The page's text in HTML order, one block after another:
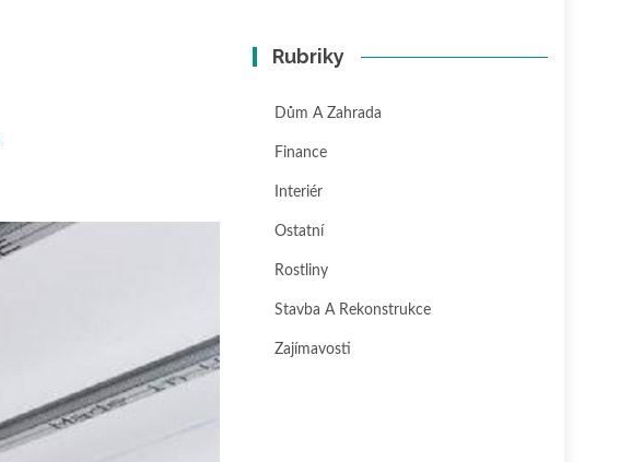
Rubriky
Dům A Zahrada
Finance
Interiér
Ostatní
Rostliny
Stavba A Rekonstrukce
Zajímavosti